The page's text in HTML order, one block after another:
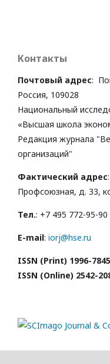
Контакты
Почтовый адрес:
Россия, 109028
Национальный
«Высшая школа
Редакция журнала
организаций"
Фактический адрес
Профсоюзная, д. 33,
Тел.: +7 495 772-95-
E-mail: iorj@hse.ru
ISSN (Print) 1996-7845
ISSN (Online) 2542-